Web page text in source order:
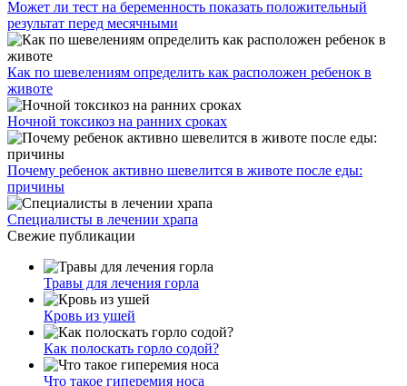
Может ли тест на беременность показать положительный
результат перед месячными
Как по шевелениям определить как расположен ребенок в
животе
Ночной токсикоз на ранних сроках
Почему ребенок активно шевелится в животе после еды:
причины
Специалисты в лечении храпа
Свежие публикации
Травы для лечения горла
Кровь из ушей
Как полоскать горло содой?
Что такое гиперемия носа